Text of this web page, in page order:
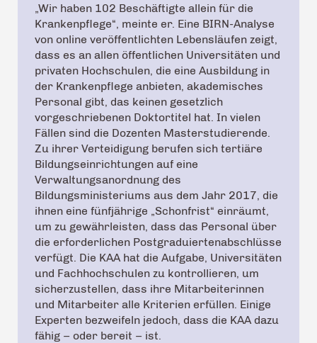
„Wir haben 102 Beschäftigte allein für die
Krankenpflege“, meinte er. Eine BIRN-Analyse
von online veröffentlichten Lebensläufen zeigt,
dass es an allen öffentlichen Universitäten und
privaten Hochschulen, die eine Ausbildung in
der Krankenpflege anbieten, akademisches
Personal gibt, das keinen gesetzlich
vorgeschriebenen Doktortitel hat. In vielen
Fällen sind die Dozenten Masterstudierende.
Zu ihrer Verteidigung berufen sich tertiäre
Bildungseinrichtungen auf eine
Verwaltungsanordnung des
Bildungsministeriums aus dem Jahr 2017, die
ihnen eine fünfjährige „Schonfrist“ einräumt,
um zu gewährleisten, dass das Personal über
die erforderlichen Postgraduiertenabschlüsse
verfügt. Die KAA hat die Aufgabe, Universitäten
und Fachhochschulen zu kontrollieren, um
sicherzustellen, dass ihre Mitarbeiterinnen
und Mitarbeiter alle Kriterien erfüllen. Einige
Experten bezweifeln jedoch, dass die KAA dazu
fähig – oder bereit – ist.